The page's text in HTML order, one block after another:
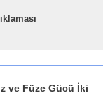
ve Füze Gücü İki